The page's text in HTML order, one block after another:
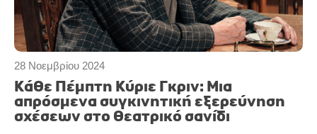
28 Νοεμβρίου 2024
Κάθε Πέμπτη Κύριε Γκριν: Μια
απρόσμενα συγκινητική εξερεύνηση
σχέσεων στο θεατρικό σανίδι